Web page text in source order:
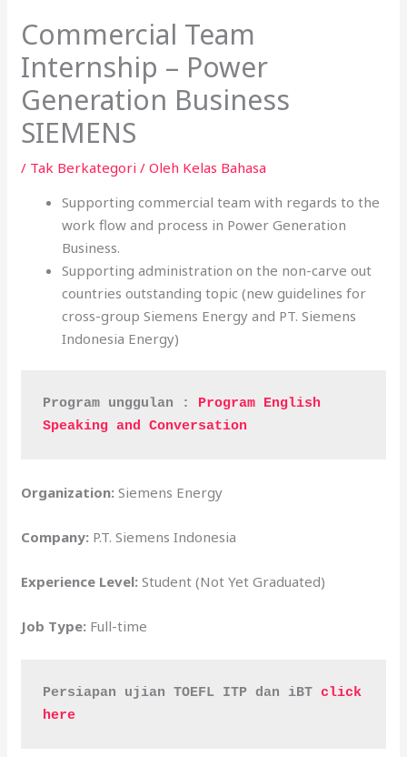
Commercial Team
Internship – Power
Generation Business
SIEMENS
/ Tak Berkategori / Oleh Kelas Bahasa
Supporting commercial team with regards to the
work flow and process in Power Generation
Business.
Supporting administration on the non-carve out
countries outstanding topic (new guidelines for
cross-group Siemens Energy and PT. Siemens
Indonesia Energy)
Program unggulan : Program English
Speaking and Conversation
Organization: Siemens Energy
Company: P.T. Siemens Indonesia
Experience Level: Student (Not Yet Graduated)
Job Type: Full-time
Persiapan ujian TOEFL ITP dan iBT click
here